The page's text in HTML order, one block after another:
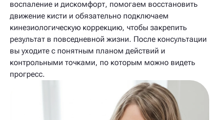
воспаление и дискомфорт, помогаем восстановить
движение кисти и обязательно подключаем
кинезиологическую коррекцию, чтобы закрепить
результат в повседневной жизни. После консультации
вы уходите с понятным планом действий и
контрольными точками, по которым можно видеть
прогресс.